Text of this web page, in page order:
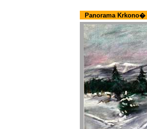
Panorama Krkono�